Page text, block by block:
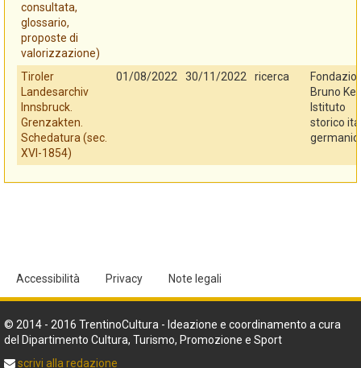
consultata,
glossario,
proposte di
valorizzazione)
Tiroler
Landesarchiv
Innsbruck.
Grenzakten.
Schedatura (sec.
XVI-1854)
01/08/2022 30/11/2022 ricerca
Bruno
Istituto
storico
Accessibilità Privacy Note legali
© 2014 - 2016 TrentinoCultura - Ideazione e coordinamento a cura
del Dipartimento Cultura, Turismo, Promozione e Sport
scrivi alla redazione